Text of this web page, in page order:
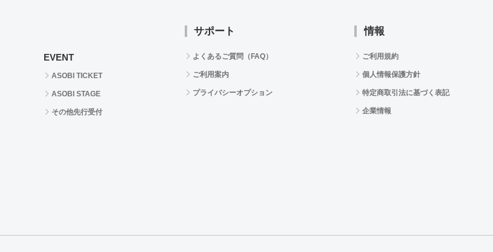
EVENT
ASOBI TICKET
ASOBI STAGE
その他先行受付
サポート
よくあるご質問（FAQ）
ご利用案内
プライバシーオプション
情報
ご利用規約
個人情報保護方針
特定商取引法に基づく表記
企業情報